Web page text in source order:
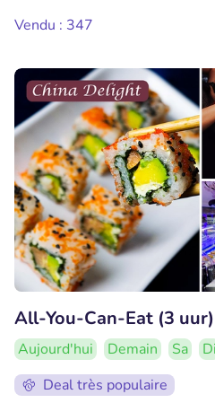
Vendu : 347
All-You-Can-Eat (3
Aujourd'hui Demain Sa
Di
Deal très populaire